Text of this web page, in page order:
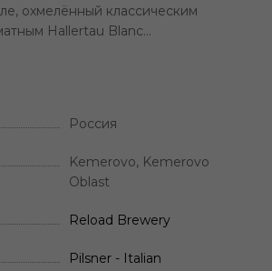
охмелённый классическим
Hallertau Blanc...
Россия
Kemerovo, Kemerovo
Oblast
Reload Brewery
Pilsner - Italian